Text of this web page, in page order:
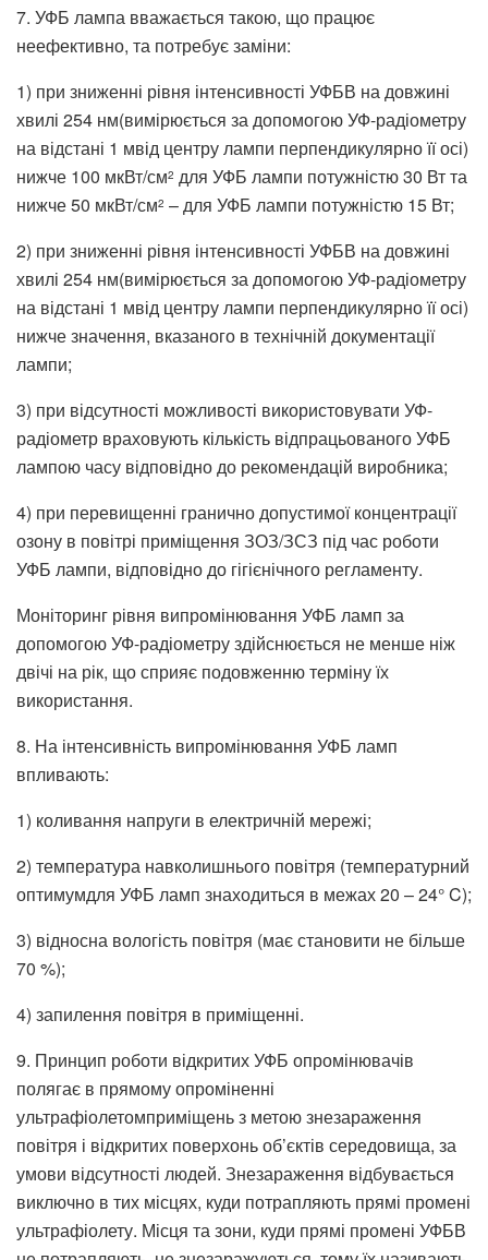
7. УФБ лампа вважається такою, що працює
неефективно, та потребує заміни:
1) при зниженні рівня інтенсивності УФБВ на довжині
хвилі 254 нм(вимірюється за допомогою УФ-радіометру
на відстані 1 мвід центру лампи перпендикулярно її осі)
нижче 100 мкВт/см2 для УФБ лампи потужністю 30 Вт та
нижче 50 мкВт/см2 – для УФБ лампи потужністю 15 Вт;
2) при зниженні рівня інтенсивності УФБВ на довжині
хвилі 254 нм(вимірюється за допомогою УФ-радіометру
на відстані 1 мвід центру лампи перпендикулярно її осі)
нижче значення, вказаного в технічній документації
лампи;
3) при відсутності можливості використовувати УФ-
радіометр враховують кількість відпрацьованого УФБ
лампою часу відповідно до рекомендацій виробника;
4) при перевищенні гранично допустимої концентрації
озону в повітрі приміщення ЗОЗ/ЗСЗ під час роботи
УФБ лампи, відповідно до гігієнічного регламенту.
Моніторинг рівня випромінювання УФБ ламп за
допомогою УФ-радіометру здійснюється не менше ніж
двічі на рік, що сприяє подовженню терміну їх
використання.
8. На інтенсивність випромінювання УФБ ламп
впливають:
1) коливання напруги в електричній мережі;
2) температура навколишнього повітря (температурний
оптимумдля УФБ ламп знаходиться в межах 20 – 24° C);
3) відносна вологість повітря (має становити не більше
70 %);
4) запилення повітря в приміщенні.
9. Принцип роботи відкритих УФБ опромінювачів
полягає в прямому опроміненні
ультрафіолетомприміщень з метою знезараження
повітря і відкритих поверхонь об’єктів середовища, за
умови відсутності людей. Знезараження відбувається
виключно в тих місцях, куди потрапляють прямі промені
ультрафіолету. Місця та зони, куди прямі промені УФБВ